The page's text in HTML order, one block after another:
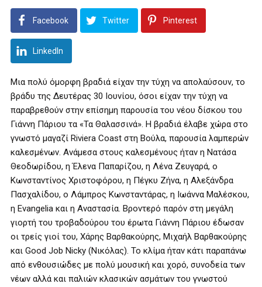
Facebook Twitter Pinterest
LinkedIn
Μια πολύ όμορφη βραδιά είχαν την τύχη να απολαύσουν, το
βράδυ της Δευτέρας 30 Ιουνίου, όσοι είχαν την τύχη να
παραβρεθούν στην επίσημη παρουσία του νέου δίσκου του
Γιάννη Πάριου τα «Τα Θαλασσινά». Η βραδιά έλαβε χώρα στο
γνωστό μαγαζί Riviera Coast στη Βούλα, παρουσία λαμπερών
καλεσμένων. Ανάμεσα στους καλεσμένους ήταν η Νατάσα
Θεοδωρίδου, η Έλενα Παπαρίζου, η Λένα Ζευγαρά, ο
Κωνσταντίνος Χριστοφόρου, η Πέγκυ Ζήνα, η Αλεξάνδρα
Πασχαλίδου, ο Λάμπρος Κωνσταντάρας, η Ιωάννα Μαλέσκου,
η Evangelia και η Αναστασία. Βροντερό παρόν στη μεγάλη
γιορτή του τροβαδούρου του έρωτα Γιάννη Πάριου έδωσαν
οι τρείς γιοί του, Χάρης Βαρθακούρης, Μιχαήλ Βαρθακούρης
και Good Job Nicky (Νικόλας). Το κλίμα ήταν κάτι παραπάνω
από ενθουσιώδες με πολύ μουσική και χορό, συνοδεία των
νέων αλλά και παλιών κλασικών ασμάτων του γνωστού